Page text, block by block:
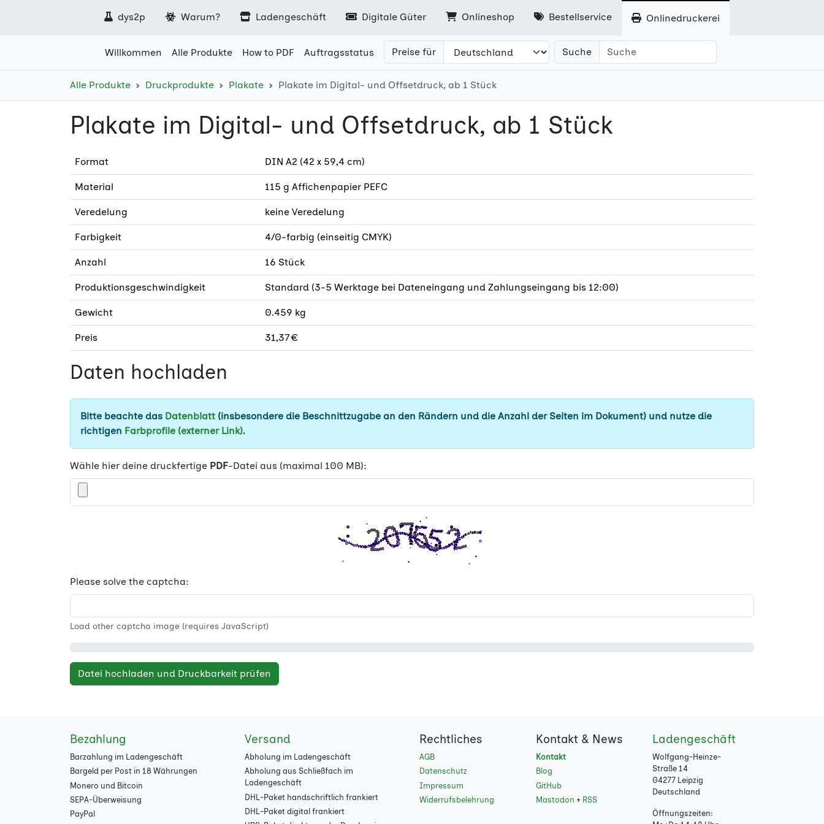
dys2p Warum? Ladengeschäft Digitale Güter Onlineshop Bestellservice Onlinedruckerei
Willkommen Alle Produkte How to PDF Auftragsstatus Preise für Suche
Alle Produkte Druckprodukte Plakate Plakate im Digital- und Offsetdruck, ab 1 Stück
Plakate im Digital- und Offsetdruck, ab 1 Stück
Format DIN A2 (42 x 59,4 cm)
Material 115 g Affichenpapier PEFC
Veredelung keine Veredelung
Farbigkeit 4/0-farbig (einseitig CMYK)
Anzahl 16 Stück
Produktionsgeschwindigkeit Standard (3-5 Werktage bei Dateneingang und Zahlungseingang bis 12:00)
Gewicht 0.459 kg
Preis 31,37 €
Daten hochladen
Bitte beachte das Datenblatt (insbesondere die Beschnittzugabe an den Rändern und die Anzahl der Seiten im Dokument) und nutze die
richtigen Farbprofile (externer Link).
Wähle hier deine druckfertige PDF-Datei aus (maximal 100 MB):
Please solve the captcha:
Load other captcha image (requires JavaScript)
Datei hochladen und Druckbarkeit prüfen
Bezahlung
Barzahlung im Ladengeschäft
Bargeld per Post in 18 Währungen
Monero und Bitcoin
SEPA-Überweisung
PayPal
Versand
Abholung im Ladengeschäft
Abholung aus Schließfach im
Ladengeschäft
DHL-Paket handschriftlich frankiert
DHL-Paket digital frankiert
Rechtliches
AGB
Datenschutz
Impressum
Widerrufsbelehrung
Kontakt & News
Kontakt
Blog
GitHub
Mastodon + RSS
Ladengeschäft
Wolfgang-Heinze-
Straße 14
04277 Leipzig
Deutschland
Öffnungszeiten: